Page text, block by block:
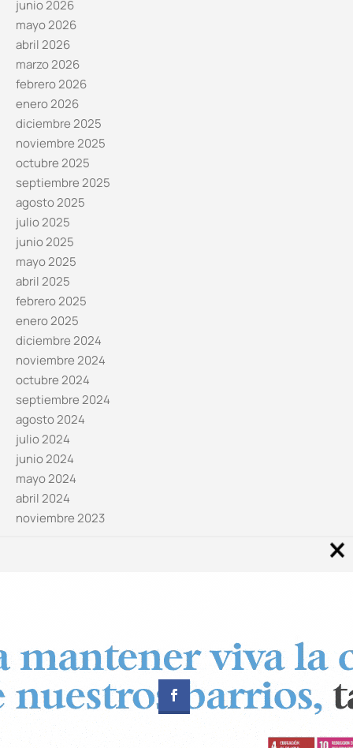
junio 2026
mayo 2026
abril 2026
marzo 2026
febrero 2026
enero 2026
diciembre 2025
noviembre 2025
octubre 2025
septiembre 2025
agosto 2025
julio 2025
junio 2025
mayo 2025
abril 2025
febrero 2025
enero 2025
diciembre 2024
noviembre 2024
octubre 2024
septiembre 2024
agosto 2024
julio 2024
junio 2024
mayo 2024
abril 2024
noviembre 2023